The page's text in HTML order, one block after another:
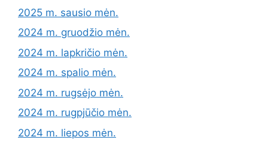
2025 m. sausio mėn.
2024 m. gruodžio mėn.
2024 m. lapkričio mėn.
2024 m. spalio mėn.
2024 m. rugsėjo mėn.
2024 m. rugpjūčio mėn.
2024 m. liepos mėn.